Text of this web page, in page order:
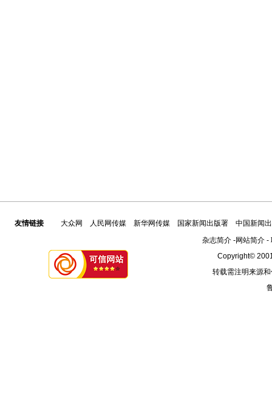
友情链接 大众网 人民网传媒 新华网传媒 国家新闻出版署
中国新闻
杂志简介-网站简介-
Copyright©
转载需注明来源